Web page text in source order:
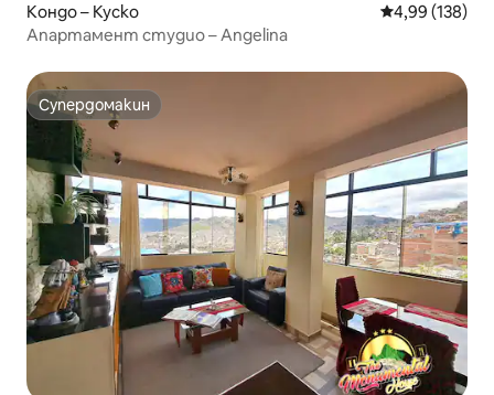
Кондо – Куско Средна
4,99 (138)
Апартамент студио – Angelina
Супердомакин
Супердомакин